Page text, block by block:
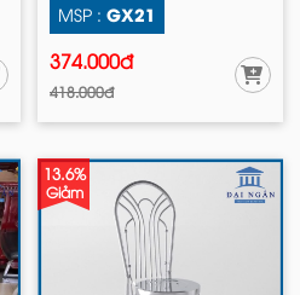
MSP : GX21
374.000đ
418.000đ
13.6%
Giảm